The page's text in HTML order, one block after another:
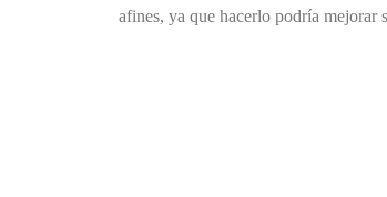
afines, ya que hacerlo podría mejorar